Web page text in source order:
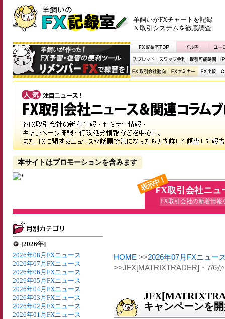
羊飼いがFXチャートを記録
＆取引システムを徹底調査
本サイトはプロモーションを含みます
表示中！FX取引会社ニュ
FX取引会社の新着情報
[2026年]
2026年08月FXニュース
2026年07月FXニュース
2026年06月FXニュース
2026年05月FXニュース
2026年04月FXニュース
2026年03月FXニュース
2026年02月FXニュース
2026年01月FXニュース
HOME >>2026年07月FXニュー
>>JFX[MATRIXTRADER]・7/6
キャンペーンを